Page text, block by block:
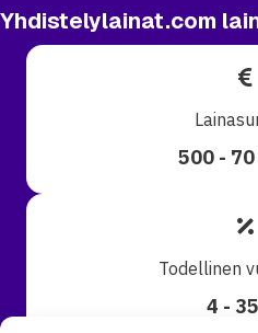
Yhdistelylainat.com
500 -
Todellinen
4 -